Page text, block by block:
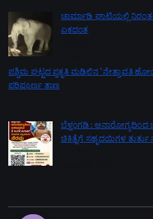
ಚಾರ್ಮಾಡಿ ಘಾಟಿಯಲ್ಲಿ
ಏಕದಂತ
ಪಶ್ಚಿಮ ಘಟ್ಟದ ಪ್ರಕೃತಿ ಮಡಿಲಿನ ‘ನೇತ್ರಾವತಿ ಹೋಂ
ಪರಿಪೂರ್ಣ ತಾಣ
ಬೆಳ್ತಂಗಡಿ: ಅನಾರೋಗ್ಯದಿಂದ
ಚಿಕಿತ್ಸೆಗೆ ಸಹೃದಯಿಗಳ ತುರ್ತು